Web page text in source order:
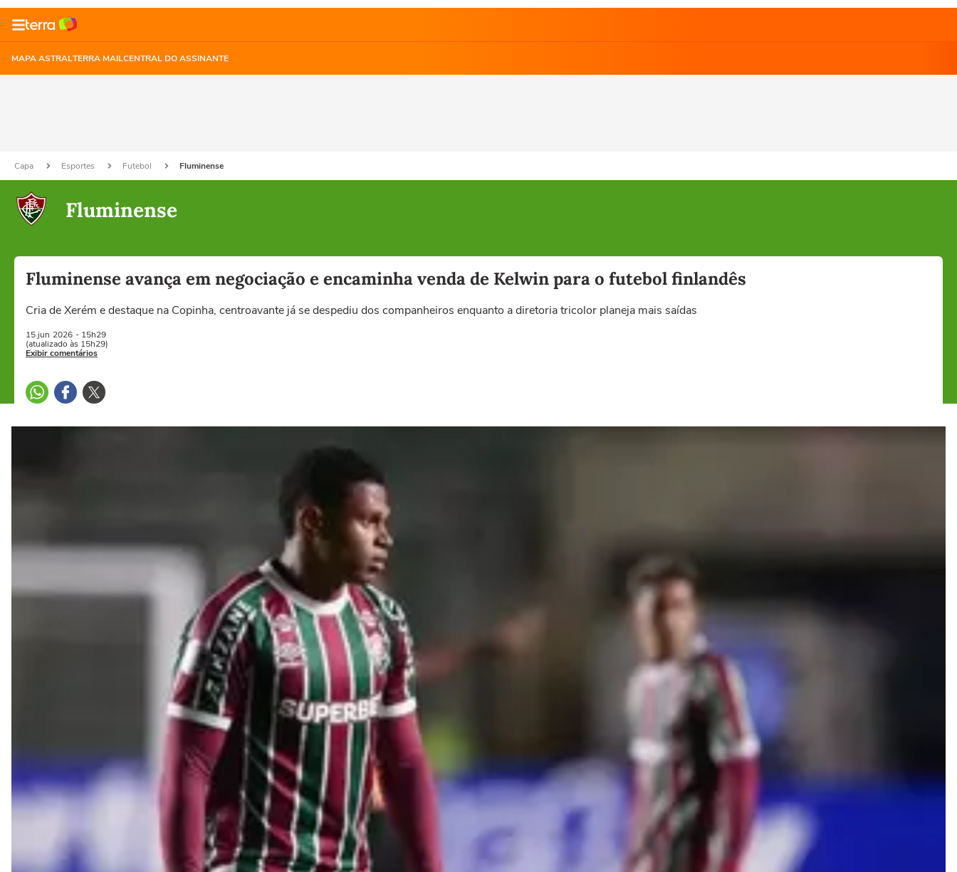
MAPA ASTRALTERRA MAILCENTRAL DO ASSINANTE
Capa Esportes Futebol Fluminense
Fluminense
Fluminense avança em negociação e encaminha venda de Kelwin para o futebol finlandês
Cria de Xerém e destaque na Copinha, centroavante já se despediu dos companheiros enquanto a diretoria tricolor planeja mais saídas
15 jun 2026 - 15h29
(atualizado às 15h29)
Exibir comentários